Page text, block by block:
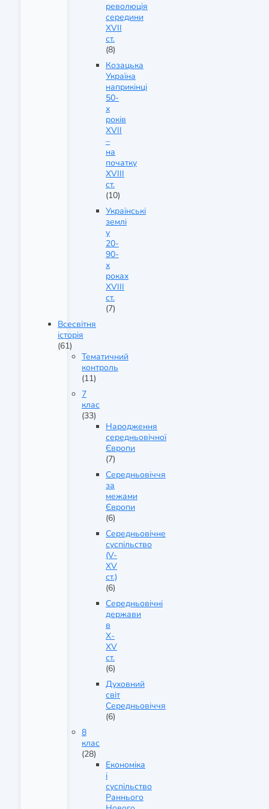
революція
середини
XVII
ст.
(8)
Козацька
Україна
наприкінці
50-
х
років
XVII
–
на
початку
XVIII
ст.
(10)
Українські
землі
у
20-
90-
х
роках
XVIII
ст.
(7)
Всесвітня
історія
(61)
Тематичний
контроль
(11)
7
клас
(33)
Народження
середньовічної
Європи
(7)
Середньовіччя
за
межами
Європи
(6)
Середньовічне
суспільство
(V-
XV
ст.)
(6)
Середньовічні
держави
в
X-
XV
ст.
(6)
Духовний
світ
Середньовіччя
(6)
8
клас
(28)
Економіка
і
суспільство
Раннього